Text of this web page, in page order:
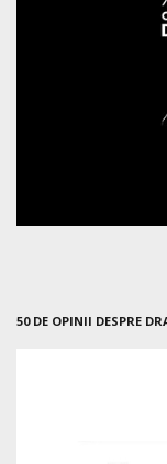
50 DE OPINII DESPRE